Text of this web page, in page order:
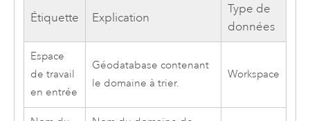
Étiquette Explication
Type de
données
Espace
de travail
en entrée
Géodatabase contenant
le domaine à trier.
Workspace